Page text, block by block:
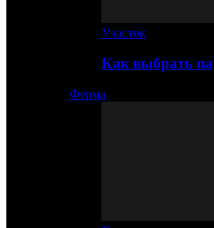
Участок
Как выбрать
Ферма